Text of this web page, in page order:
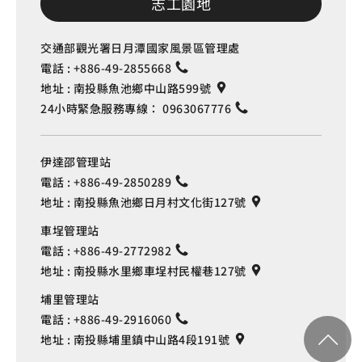
榮民醫院 0.374 公里
榮民醫院 0.375 公里
榮民醫院
榮民醫院
榮民醫院 0.38 公里
榮民醫院 0.385 公里
交通部觀光署日月潭國家風景區管理處
電話 : +886-49-2855668
地址 : 南投縣魚池鄉中山路599號
24小時緊急服務專線： 0963067776
伊達邵管理站
電話 : +886-49-2850289
地址 : 南投縣魚池鄉日月村文化街127號
車埕管理站
電話 : +886-49-2772982
地址 : 南投縣水里鄉車埕村民權巷127號
埔里管理站
電話 : +886-49-2916060
地址 : 南投縣埔里鎮中山路4段191號